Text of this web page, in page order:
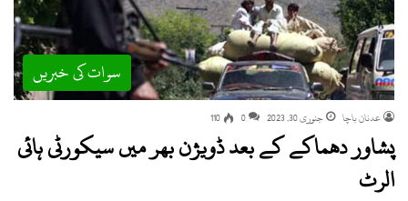
سوات کی خبریں
عدنان باچا جنوری 30, 2023 0
110
پشاور دھماکے کے بعد ڈویژن بھر میں سیکورٹی ہائی
الرٹ